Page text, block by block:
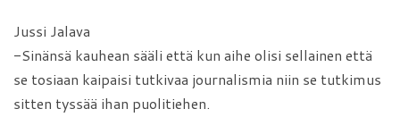
Jussi Jalava
-Sinänsä kauhean sääli että kun aihe olisi sellainen että
se tosiaan kaipaisi tutkivaa journalismia niin se tutkimus
sitten tyssää ihan puolitiehen.